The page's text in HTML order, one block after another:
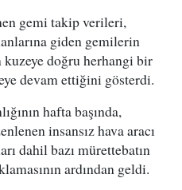
gemi takip verileri,
giden gemilerin
doğru herhangi bir
devam ettiğini gösterdi.
hafta başında,
insansız hava aracı
dahil bazı mürettebatın
ardından geldi.